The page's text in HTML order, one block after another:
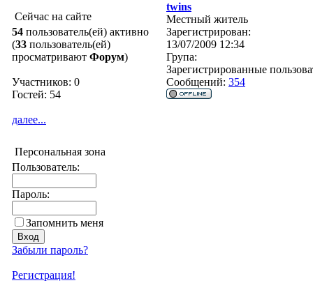
Сейчас на сайте
54 пользователь(ей) активно
(33 пользователь(ей)
просматривают Форум)
Участников: 0
Гостей: 54
далее...
Персональная зона
Пользователь:
Пароль:
Запомнить меня
Забыли пароль?
Регистрация!
twins
Местный житель
Зарегистрирован:
13/07/2009 12:34
Група:
Зарегистрированные
Сообщений: 354